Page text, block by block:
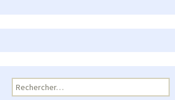
Rechercher :